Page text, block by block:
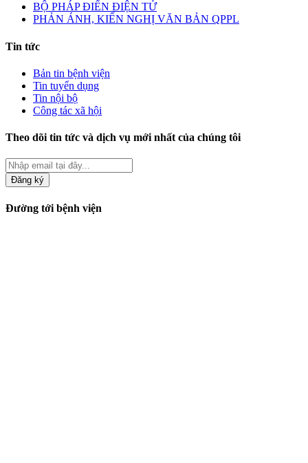
BỘ PHÁP ĐIỂN ĐIỆN TỬ
PHẢN ÁNH, KIẾN NGHỊ VĂN BẢN QPPL
Tin tức
Bản tin bệnh viện
Tin tuyển dụng
Tin nội bộ
Công tác xã hội
Theo dõi tin tức và dịch vụ mới nhất của chúng tôi
Đăng ký
Đường tới bệnh viện